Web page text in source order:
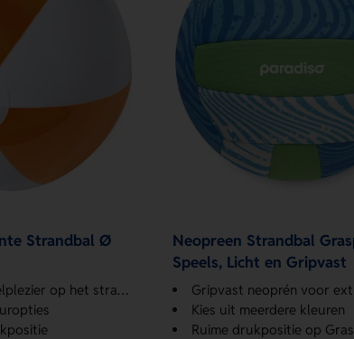
Strandbal Ø
op het strand
Neopreen Strandbal
Speels, Licht en Gripvast
Gripvast neoprén voor extra
Kies uit meerdere kleuren
Ruime drukpositie op